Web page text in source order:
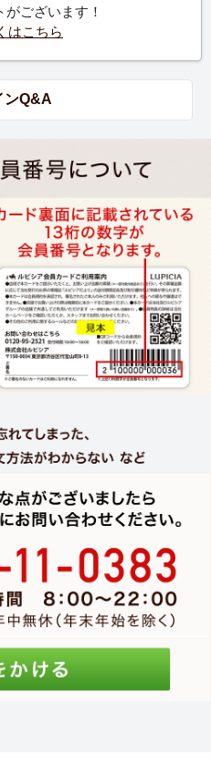
ございます！
はこちら